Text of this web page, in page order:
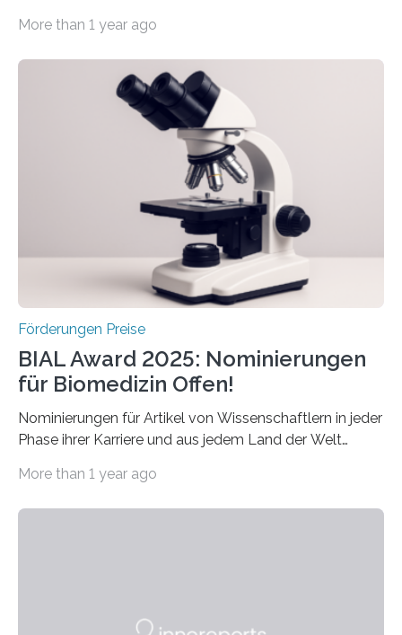
hochrangige wissenschaftliche Publikation zum Thema
Schlaganfall“ mit Sitz in Würzburg fördert die
Schlaganfallforschung, um die Behandlung der
Betroffenen zu verbessern. Dazu schreibt sie auch in
diesem Jahr wieder deutschlandweit den Hentschel-
Preis aus. Er richtet sich gezielt an jüngere
Forscherinnen und Forscher unter 40 Jahren. Geehrt
werden soll eine herausragende Doktorarbeit oder eine
hochrangige wissenschaftliche Publikation zum Thema
More than 1 year ago
Förderungen Preise
BIAL Award 2025: Nominierungen
für Biomedizin Offen!
Nominierungen für Artikel von Wissenschaftlern in jeder
Phase ihrer Karriere und aus jedem Land der Welt
Leben gerufen, um die bemerkenswertesten
More than 1 year ago